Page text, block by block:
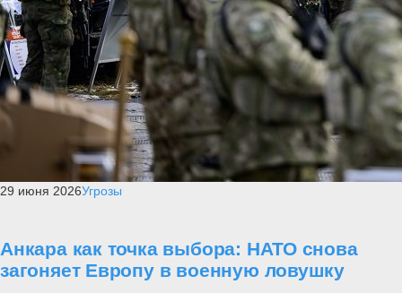
29 июня 2026Угрозы
Анкара как точка выбора: НАТО снова
загоняет Европу в военную ловушку